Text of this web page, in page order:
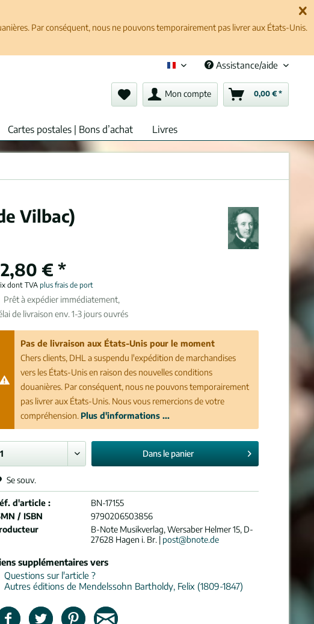
Par conséquent, nous ne pouvons temporairement pas livrer aux États-Unis.
Français (fr)Assistance/aide
Mon compte 0,00 € *
Cartes postales | Bons d’achat Livres
Vilbac)
€ *
dont TVAplus frais de port
Prêt à expédier immédiatement,
de livraison env. 1-3 jours ouvrés
Pas de livraison aux États-Unis pour le moment
Chers clients, DHL a suspendu l'expédition de marchandises
vers les États-Unis en raison des nouvelles conditions
douanières. Par conséquent, nous ne pouvons temporairement
pas livrer aux États-Unis. Nous vous remercions de votre
compréhension. Plus d'informations ...
Dans le panier
Se souv.
d'article :
BN-17155
/ ISBN
9790206503856
B-Note Musikverlag, Wersaber Helmer 15, D-
27628 Hagen i. Br. | post@bnote.de
supplémentaires vers
Questions sur l'article ?
Autres éditions de Mendelssohn Bartholdy, Felix (1809-1847)